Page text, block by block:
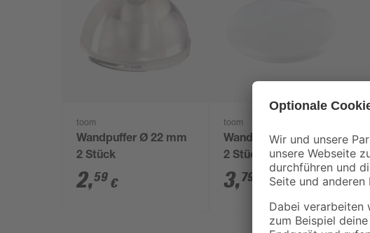
toom
Wandpuffer Ø 22 mm
2 Stück
2,59 €
toom
Wandpuffer Ø 40 mm
2 Stück
3,79